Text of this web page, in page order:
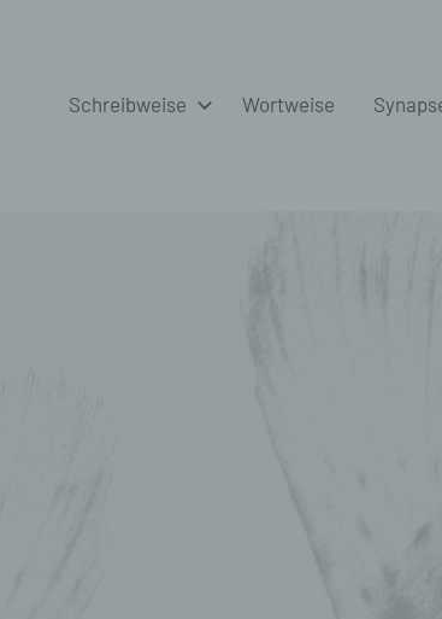
Schreibweise Wortweise